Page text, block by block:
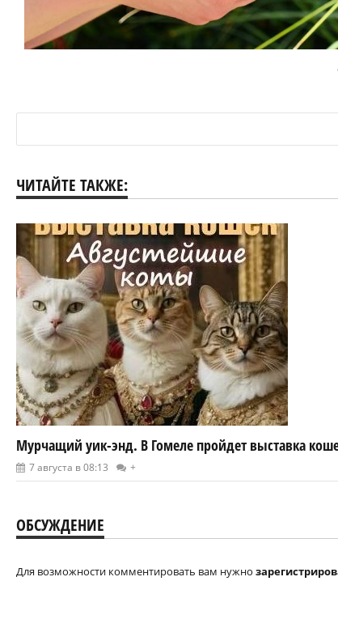
ЧИТАЙТЕ ТАКЖЕ:
Мурчащий уик-энд. В Гомеле пройдет выставка
7 августа в 08:13 +
ОБСУЖДЕНИЕ
Для возможности комментировать вам нужно